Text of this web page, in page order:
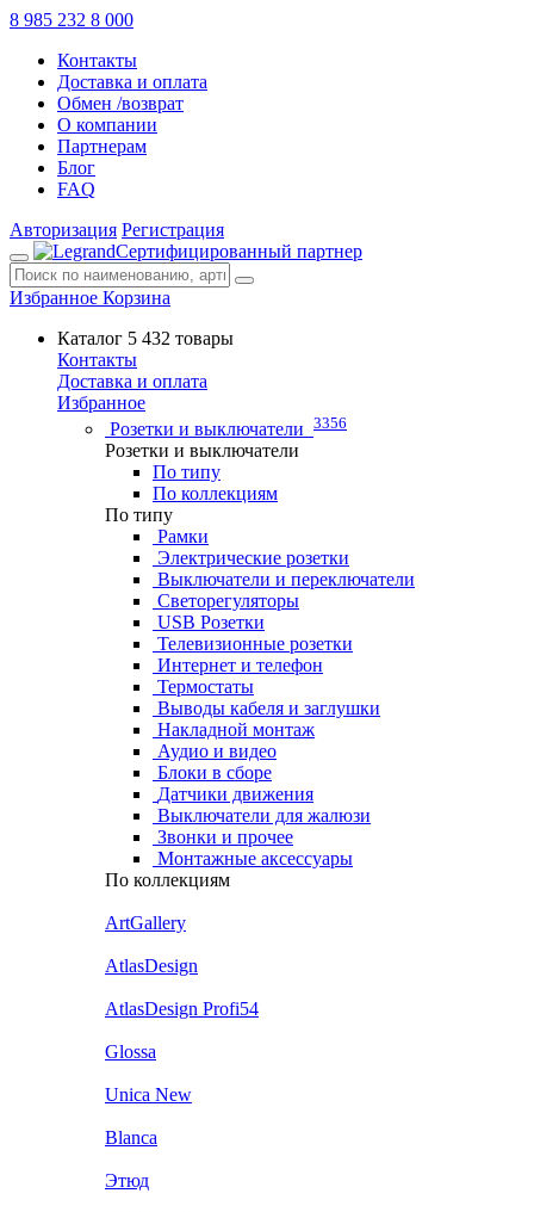
8 985 232 8 000
Контакты
Доставка и оплата
Обмен /возврат
О компании
Партнерам
Блог
FAQ
Авторизация Регистрация
Сертифицированный партнер
Избранное Корзина
Каталог 5 432 товары
Контакты
Доставка и оплата
Избранное
Розетки и выключатели 3356
Розетки и выключатели
По типу
По коллекциям
По типу
Рамки
Электрические розетки
Выключатели и переключатели
Светорегуляторы
USB Розетки
Телевизионные розетки
Интернет и телефон
Термостаты
Выводы кабеля и заглушки
Накладной монтаж
Аудио и видео
Блоки в сборе
Датчики движения
Выключатели для жалюзи
Звонки и прочее
Монтажные аксессуары
По коллекциям
ArtGallery
AtlasDesign
AtlasDesign Profi54
Glossa
Unica New
Blanca
Этюд